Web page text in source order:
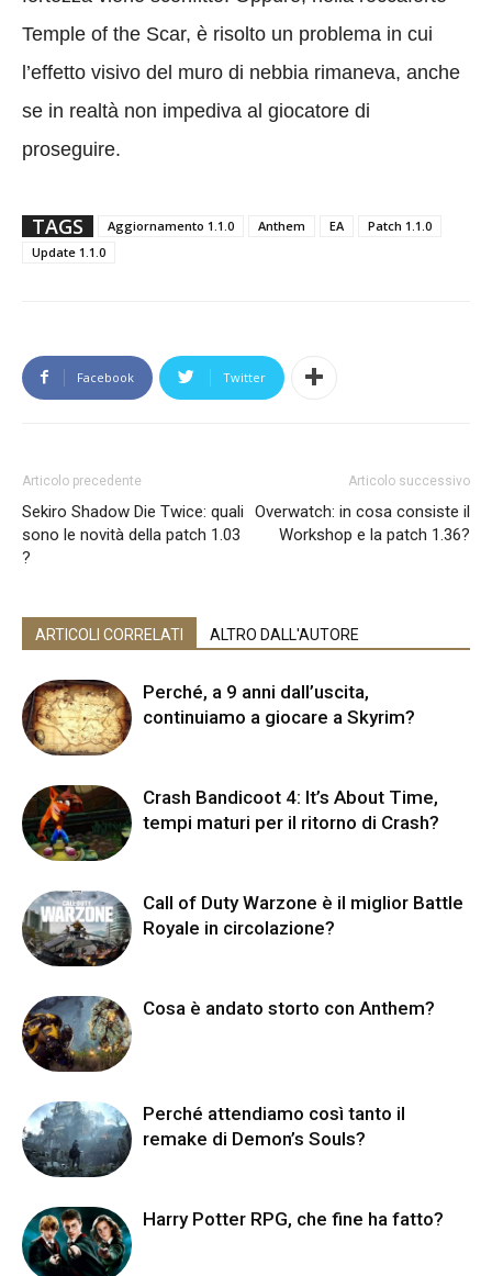
Temple of the Scar, è risolto un problema in cui
l’effetto visivo del muro di nebbia rimaneva, anche
se in realtà non impediva al giocatore di
proseguire.
TAGS Aggiornamento 1.1.0 Anthem EA
Patch 1.1.0
Update 1.1.0
Facebook Twitter
Articolo precedente
Sekiro Shadow Die Twice: quali
sono le novità della patch 1.03
?
Articolo successivo
Overwatch: in cosa consiste il
Workshop e la patch 1.36?
ARTICOLI CORRELATI ALTRO DALL'AUTORE
Perché, a 9 anni dall’uscita,
continuiamo a giocare a Skyrim?
Crash Bandicoot 4: It’s About Time,
tempi maturi per il ritorno di Crash?
Call of Duty Warzone è il miglior Battle
Royale in circolazione?
Cosa è andato storto con Anthem?
Perché attendiamo così tanto il
remake di Demon’s Souls?
Harry Potter RPG, che fine ha fatto?